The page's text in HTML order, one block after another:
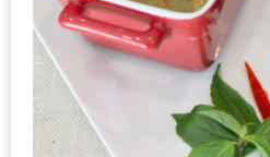
ทั่ว
เชียงใหม่
TOP30
ไม่